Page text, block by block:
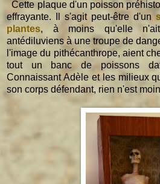
Cette plaque d'un poisson
effrayante. Il s'agit peut-être d'un
plantes, à moins qu'elle
antédiluviens à une troupe de
l'image du pithécanthrope, aient
tout un banc de poissons
Connaissant Adèle et les milieux
son corps défendant, rien n'est